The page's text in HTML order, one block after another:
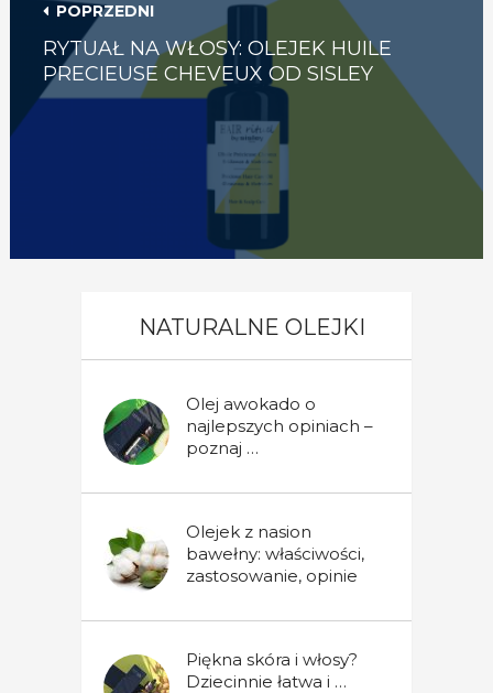
POPRZEDNI
RYTUAŁ NA WŁOSY: OLEJEK HUILE
PRECIEUSE CHEVEUX OD SISLEY
NATURALNE OLEJKI
Olej awokado o
najlepszych opiniach –
poznaj …
Olejek z nasion
bawełny: właściwości,
zastosowanie, opinie
Piękna skóra i włosy?
Dziecinnie łatwa i …